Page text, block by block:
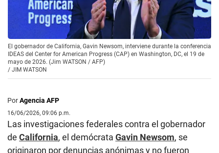
El gobernador de California, Gavin Newsom, interviene durante la conferencia
IDEAS del Center for American Progress (CAP) en Washington, DC, el 19 de
mayo de 2026. (Jim WATSON / AFP)
/ JIM WATSON
PorAgencia AFP
16/06/2026, 09:06 p.m.
Las investigaciones federales contra el gobernador
de California, el demócrata Gavin Newsom, se
originaron por denuncias anónimas y no fueron